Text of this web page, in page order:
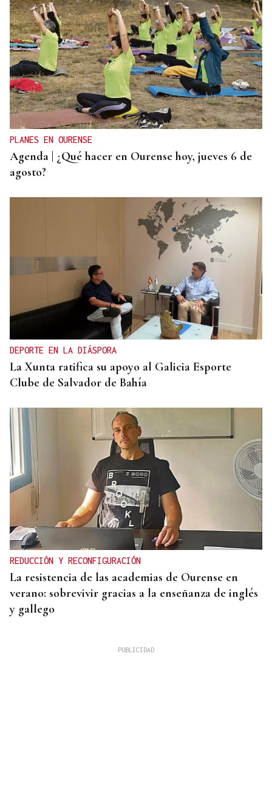
ACCIDENTE DE TRÁFICO
Mueren dos personas tras chocar su furgoneta
contra una camión de conservación en la A-6 en
Lugo
PLANES EN OURENSE
Agenda | ¿Qué hacer en Ourense hoy, jueves 6 de
agosto?
DEPORTE EN LA DIÁSPORA
La Xunta ratifica su apoyo al Galicia Esporte
Clube de Salvador de Bahía
REDUCCIÓN Y RECONFIGURACIÓN
La resistencia de las academias de Ourense en
verano: sobrevivir gracias a la enseñanza de inglés
y gallego